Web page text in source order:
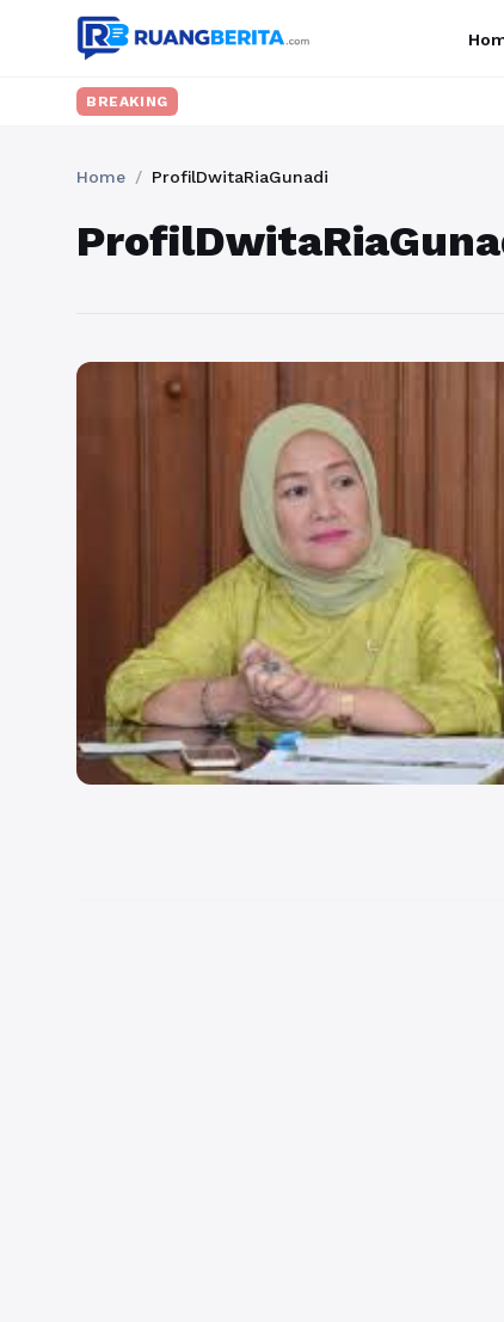
BREAKING
Home / ProfilDwitaRiaGunadi